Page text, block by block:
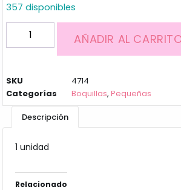
357 disponibles
AÑADIR AL
SKU
4714
Categorías
Boquillas,Pequeñas
Descripción
1 unidad
Relacionado